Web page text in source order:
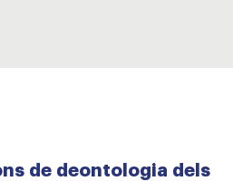
de deontologia dels